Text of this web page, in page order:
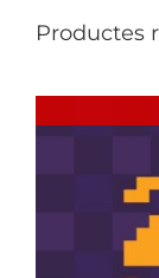
Productes